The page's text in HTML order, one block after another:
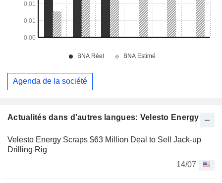
Actualités dans d'autres langues: Velesto Energy
Velesto Energy Scraps $63 Million Deal to Sell Jack-up
Drilling Rig
14/07
Agenda de la société